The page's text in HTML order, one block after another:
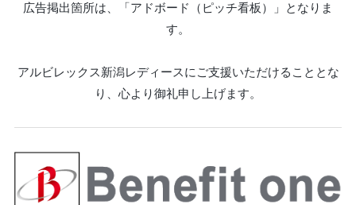
広告掲出箇所は、「アドボード（ピッチ看板）」となりま
す。
アルビレックス新潟レディースにご支援いただけることとな
り、心より御礼申し上げます。